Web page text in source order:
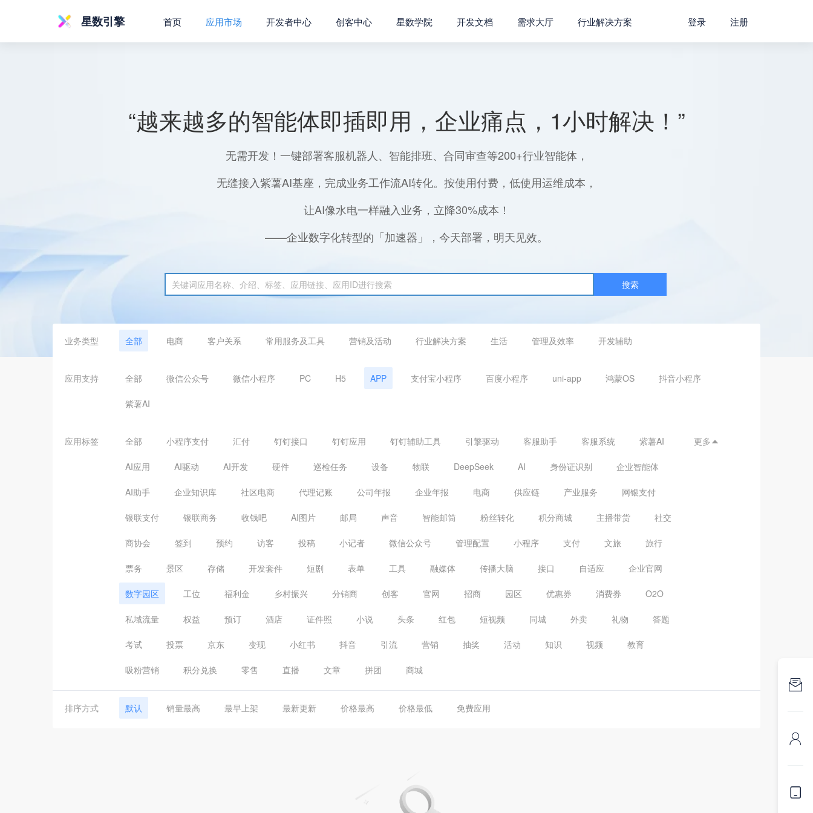
星数引擎 首页 应用市场 开发者中心 创客中心 星数学院 开发文档 需求大厅 行业解决方案 登录 注册
“越来越多的智能体即插即用，企业痛点，1小时解决！”
无需开发！一键部署客服机器人、智能排班、合同审查等200+行业智能体，
无缝接入紫薯AI基座，完成业务工作流AI转化。按使用付费，低使用运维成本，
让AI像水电一样融入业务，立降30%成本！
——企业数字化转型的「加速器」，今天部署，明天见效。
搜索
业务类型 全部 电商 客户关系 常用服务及工具 营销及活动 行业解决方案 生活 管理及效率 开发辅助
应用支持 全部 微信公众号 微信小程序 PC H5 APP 支付宝小程序 百度小程序 uni-app 鸿蒙OS 抖音小程序
紫薯AI
应用标签 全部 小程序支付 汇付 钉钉接口 钉钉应用 钉钉辅助工具 引擎驱动 客服助手 客服系统 紫薯AI
AI应用 AI驱动 AI开发 硬件 巡检任务 设备 物联 DeepSeek AI 身份证识别 企业智能体
AI助手 企业知识库 社区电商 代理记账 公司年报 企业年报 电商 供应链 产业服务 网银支付
银联支付 银联商务 收钱吧 AI图片 邮局 声音 智能邮筒 粉丝转化 积分商城 主播带货 社交
商协会 签到 预约 访客 投稿 小记者 微信公众号 管理配置 小程序 支付 文旅 旅行
票务 景区 存储 开发套件 短剧 表单 工具 融媒体 传播大脑 接口 自适应 企业官网
数字园区 工位 福利金 乡村振兴 分销商 创客 官网 招商 园区 优惠券 消费券 O2O
私域流量 权益 预订 酒店 证件照 小说 头条 红包 短视频 同城 外卖 礼物 答题
考试 投票 京东 变现 小红书 抖音 引流 营销 抽奖 活动 知识 视频 教育
吸粉营销 积分兑换 零售 直播 文章 拼团 商城
更多 
排序方式 默认 销量最高 最早上架 最新更新 价格最高 价格最低 免费应用


